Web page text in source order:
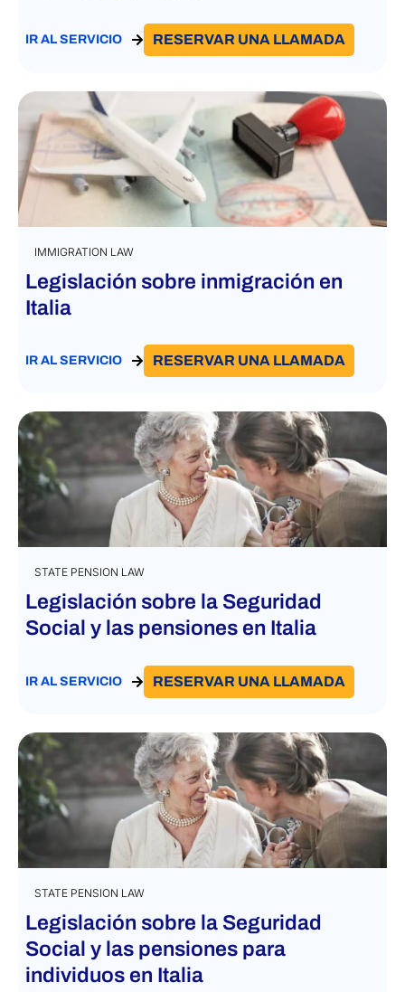
IR AL SERVICIO RESERVAR UNA LLAMADA
IMMIGRATION LAW
Legislación sobre inmigración en
Italia
IR AL SERVICIO RESERVAR UNA LLAMADA
STATE PENSION LAW
Legislación sobre la Seguridad
Social y las pensiones en Italia
IR AL SERVICIO RESERVAR UNA LLAMADA
STATE PENSION LAW
Legislación sobre la Seguridad
Social y las pensiones para
individuos en Italia